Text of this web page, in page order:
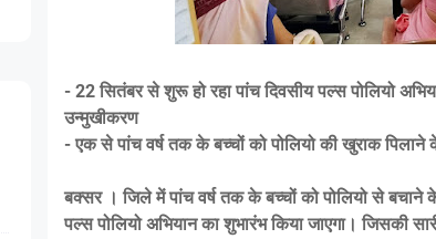
- 22 सितंबर से शुरू हो रहा पांच दिवसीय पल्स पोलियो
उन्मुखीकरण
- एक से पांच वर्ष तक के बच्चों को पोलियो की खुराक
बक्सर । जिले में पांच वर्ष तक के बच्चों को पोलियो से बचाने
पल्स पोलियो अभियान का शुभारंभ किया जाएगा। जिसकी